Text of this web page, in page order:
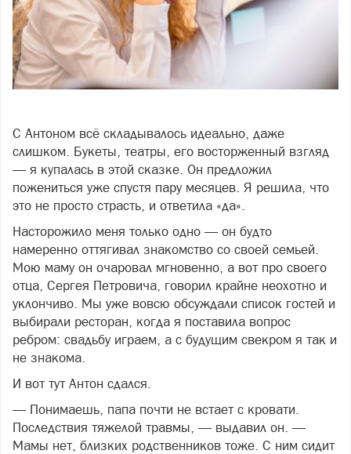
С Антоном всё складывалось идеально, даже
слишком. Букеты, театры, его восторженный взгляд
— я купалась в этой сказке. Он предложил
пожениться уже спустя пару месяцев. Я решила, что
это не просто страсть, и ответила «да».
Насторожило меня только одно — он будто
намеренно оттягивал знакомство со своей семьей.
Мою маму он очаровал мгновенно, а вот про своего
отца, Сергея Петровича, говорил крайне неохотно и
уклончиво. Мы уже вовсю обсуждали список гостей и
выбирали ресторан, когда я поставила вопрос
ребром: свадьбу играем, а с будущим свекром я так и
не знакома.
И вот тут Антон сдался.
— Понимаешь, папа почти не встает с кровати.
Последствия тяжелой травмы, — выдавил он. —
Мамы нет, близких родственников тоже. С ним сидит